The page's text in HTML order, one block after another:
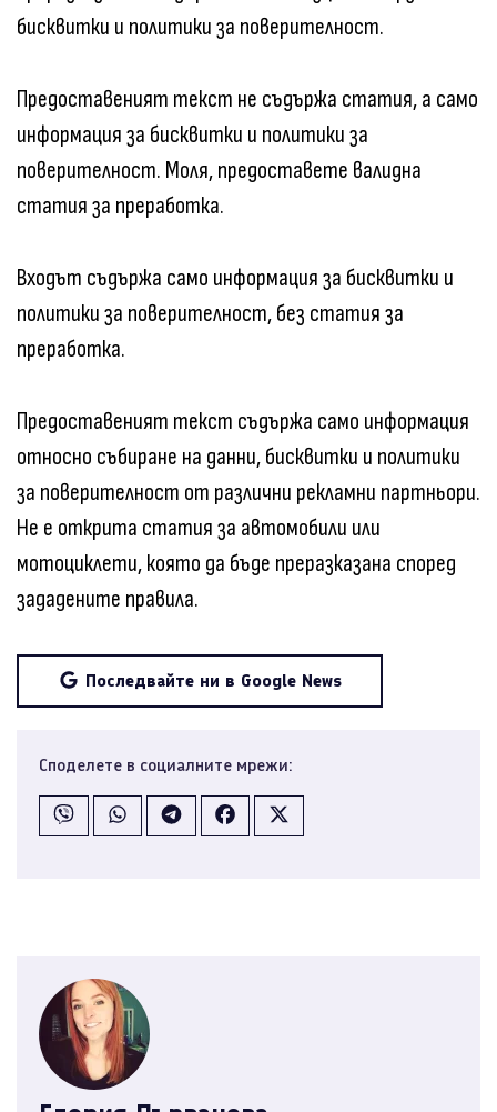
бисквитки и политики за поверителност.
Предоставеният текст не съдържа статия, а само
информация за бисквитки и политики за
поверителност. Моля, предоставете валидна
статия за преработка.
Входът съдържа само информация за бисквитки и
политики за поверителност, без статия за
преработка.
Предоставеният текст съдържа само информация
относно събиране на данни, бисквитки и политики
за поверителност от различни рекламни партньори.
Не е открита статия за автомобили или
мотоциклети, която да бъде преразказана според
зададените правила.
Последвайте ни в Google News
Споделете в социалните мрежи: